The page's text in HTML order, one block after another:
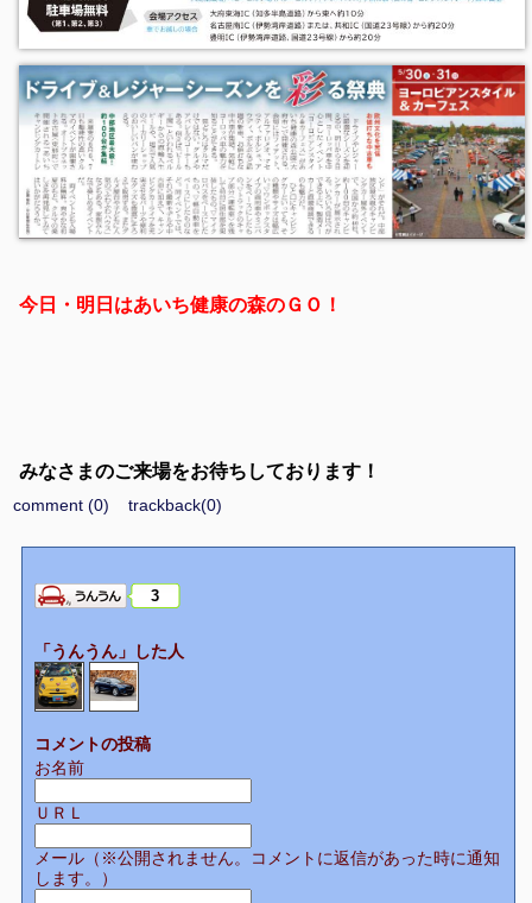
今日・明日はあいち健康の森のＧＯ！
みなさまのご来場をお待ちしております！
comment (0) trackback(0)
3
「うんうん」した人
コメントの投稿
お名前
ＵＲＬ
メール（※公開されません。コメントに返信があった時に通知
します。）